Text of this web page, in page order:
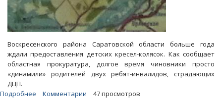
Воскресенского района Саратовской области больше года
ждали предоставления детских кресел-колясок. Как сообщает
областная прокуратура, долгое время чиновники просто
«динамили» родителей двух ребят-инвалидов, страдающих
ДЦП.
Подробнее
Комментарии 47 просмотров